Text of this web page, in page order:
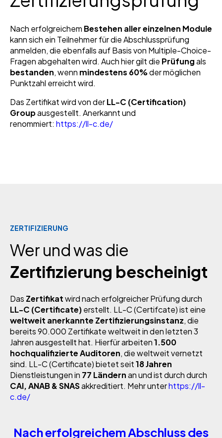
Nach erfolgreichem Bestehen aller einzelnen Module
kann sich ein Teilnehmer für die Abschlussprüfung
anmelden, die ebenfalls auf Basis von Multiple-Choice-
Fragen abgehalten wird. Auch hier gilt die Prüfungals
bestanden, wenn mindestens 60%der möglichen
Punktzahl erreicht wird.
Das Zertifikat wird von derLL-C (Certification)
Groupausgestellt. Anerkannt und
renommiert: https://ll-c.de/
ZERTIFIZIERUNG
Wer und was die
Zertifizierung bescheinigt
Das Zertifikatwird nach erfolgreicher Prüfung durch
LL-C (Certificate)erstellt. LL-C (Certifcate) ist eine
weltweit anerkannte Zertifizierungsinstanz, die
bereits 90.000 Zertifikate weltweit in den letzten 3
Jahren ausgestellt hat. Hierfür arbeiten1.500
hochqualifizierte Auditoren, die weltweit vernetzt
sind. LL-C (Certificate) bietet seit18 Jahren
Dienstleistungen in 77 Ländernan und ist durch durch
CAI, ANAB & SNASakkreditiert. Mehr unterhttps://ll-
c.de/
Nach erfolgreichem Abschluss des